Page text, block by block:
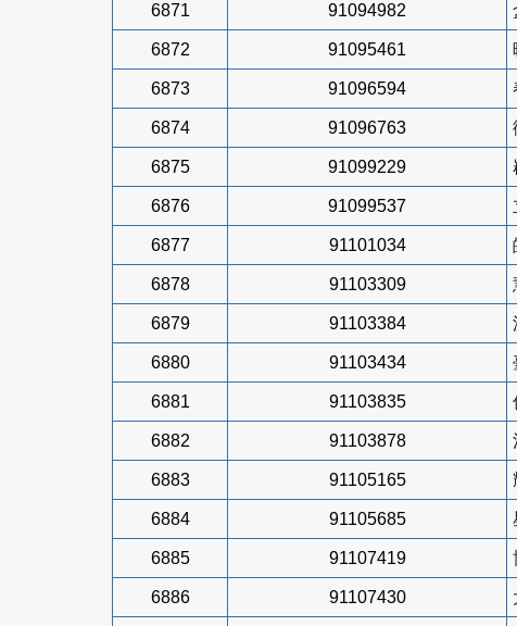
6871 91094982
6872 91095461
6873 91096594
6874 91096763
6875 91099229
6876 91099537
6877 91101034
6878 91103309
6879 91103384
6880 91103434
6881 91103835
6882 91103878
6883 91105165
6884 91105685
6885 91107419
6886 91107430